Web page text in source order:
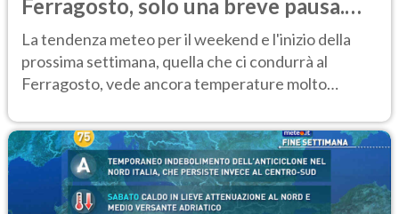
Ferragosto, solo una breve pausa.
Ecco dove
La tendenza meteo per il weekend e l'inizio della
prossima settimana, quella che ci condurrà al
Ferragosto, vede ancora temperature molto